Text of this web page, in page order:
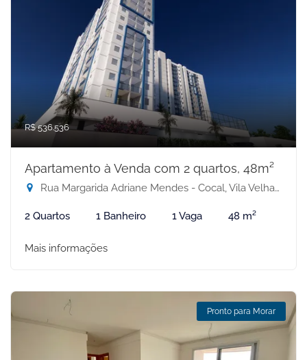
R$ 536.536
Apartamento à Venda com 2 quartos, 48m²
Rua Margarida Adriane Mendes - Cocal, Vila Velha-ES
2 Quartos 1 Banheiro 1 Vaga 48 m²
Mais informações
Pronto para Morar